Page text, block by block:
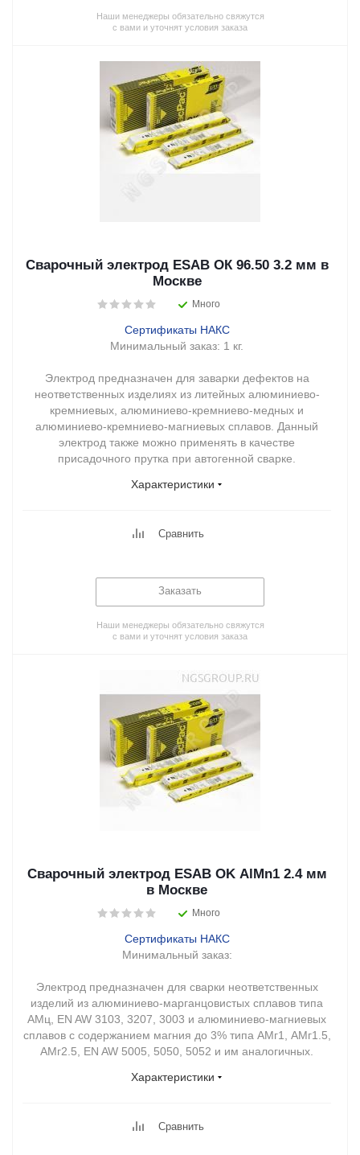
Наши менеджеры обязательно свяжутся
с вами и уточнят условия заказа
Сварочный электрод ESAB ОК 96.50 3.2 мм в
Москве
Много
Сертификаты НАКС
Минимальный заказ: 1 кг.
Электрод предназначен для заварки дефектов на
неответственных изделиях из литейных алюминиево-
кремниевых, алюминиево-кремниево-медных и
алюминиево-кремниево-магниевых сплавов. Данный
электрод также можно применять в качестве
присадочного прутка при автогенной сварке.
Характеристики
Сравнить
Заказать
Наши менеджеры обязательно свяжутся
с вами и уточнят условия заказа
Сварочный электрод ESAB OK AlMn1 2.4 мм
в Москве
Много
Сертификаты НАКС
Минимальный заказ:
Электрод предназначен для сварки неответственных
изделий из алюминиево-марганцовистых сплавов типа
АМц, EN AW 3103, 3207, 3003 и алюминиево-магниевых
сплавов с содержанием магния до 3% типа АМг1, АМг1.5,
АМг2.5, EN AW 5005, 5050, 5052 и им аналогичных.
Характеристики
Сравнить